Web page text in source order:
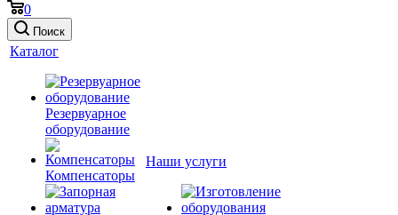
0
Поиск
Каталог
Резервуарное
оборудование
Компенсаторы
Наши услуги